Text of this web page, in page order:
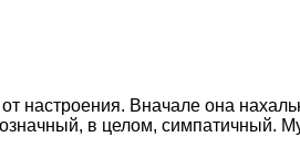
настроения. Вначале она
в целом, симпатичный.